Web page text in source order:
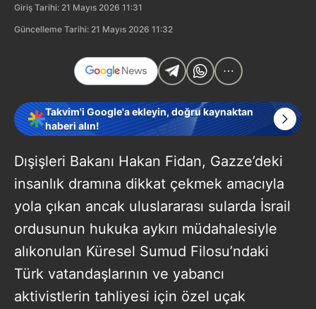
Giriş Tarihi: 21 Mayıs 2026 11:31
Güncelleme Tarihi: 21 Mayıs 2026 11:32
Takvim'i Google'a ekleyin, doğru kaynaktan
haberi alın!
Dışişleri Bakanı Hakan Fidan, Gazze’deki
insanlık dramına dikkat çekmek amacıyla
yola çıkan ancak uluslararası sularda İsrail
ordusunun hukuka aykırı müdahalesiyle
alıkonulan Küresel Sumud Filosu’ndaki
Türk vatandaşlarının ve yabancı
aktivistlerin tahliyesi için özel uçak